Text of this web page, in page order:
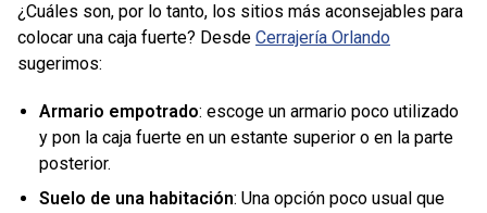
¿Cuáles son, por lo tanto, los sitios más aconsejables para
colocar una caja fuerte? Desde Cerrajería Orlando
sugerimos:
Armario empotrado: escoge un armario poco utilizado
y pon la caja fuerte en un estante superior o en la parte
posterior.
Suelo de una habitación: Una opción poco usual que